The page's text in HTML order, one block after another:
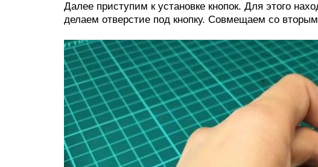
Далее приступим к установке кнопок. Для этого
делаем отверстие под кнопку. Совмещаем со